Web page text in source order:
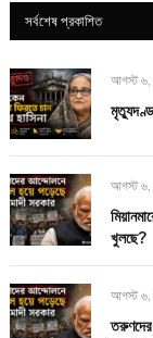
সর্বশেষ প্রকাশিত
আগস্ট
আগস্ট
খুলছে?
আগস্ট
তরুণদের